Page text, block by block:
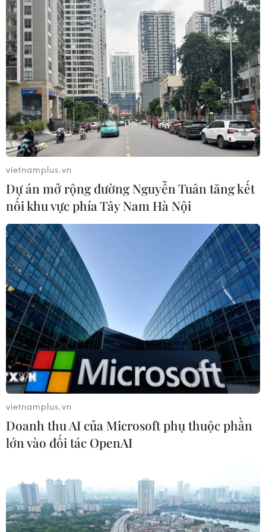
Iran đề xuất thành lập liên minh an
ninh giữa các nước Hồi giáo trong
khu vực
04/08/2026 03:21
Iran ra điều kiện gì với Mỹ
trước khi mở lại Eo biển Hormuz?
03/08/2026 16:12
Iran tuyên bố chưa đạt đủ điều kiện
để mở lại eo biển Hormuz
03/08/2026 15:59
Làn sóng người Israel di cư ra nước
ngoài vẫn ở mức kỷ lục
03/08/2026 11:32
Tín hiệu tích cực đối với tiến trình
phục hồi kinh tế của Syria
03/08/2026 07:22
tiến hướng tới chấm dứt xung đột với
Iran
03/08/2026 06:24
vietnamplus.vn
Dự án mở rộng đường Nguyễn Tuân tăng kết
nối khu vực phía Tây Nam Hà Nội
vietnamplus.vn
Doanh thu AI của Microsoft phụ thuộc phần
lớn vào đối tác OpenAI